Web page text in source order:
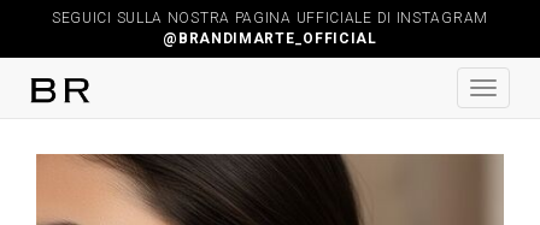
SEGUICI SULLA NOSTRA PAGINA UFFICIALE DI INSTAGRAM
@BRANDIMARTE_OFFICIAL